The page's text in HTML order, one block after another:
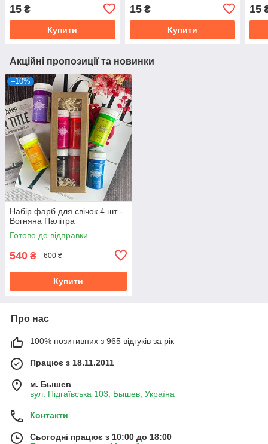
15 ₴
Купити
15₴
Купити
15
Акційні пропозиції та новинки
–10%
Набір фарб для свічок 4 шт -
Вогняна Палітра
Готово до відправки
540 ₴ 600 ₴
Купити
Про нас
100% позитивних з 965 відгуків за рік
Працює з 18.11.2011
м. Бышев
вул. Підгаївська 103, Бышев, Україна
Контакти
Сьогодні працює з 10:00 до 18:00